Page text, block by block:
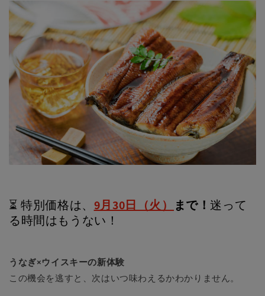
⏳ 特別価格は、 9月30日（火） まで！迷って
る時間はもうない！
うなぎ×ウイスキーの新体験
この機会を逃すと、次はいつ味わえるかわかりません。